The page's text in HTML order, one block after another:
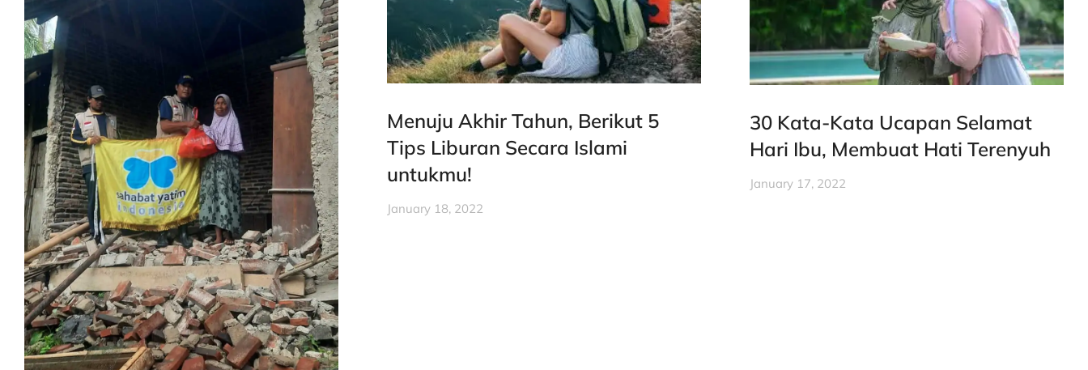
Menuju Akhir Tahun, Berikut 5
Tips Liburan Secara Islami
untukmu!
January 18, 2022
30 Kata-Kata Ucapan Selamat
Hari Ibu, Membuat Hati Terenyuh
January 17, 2022